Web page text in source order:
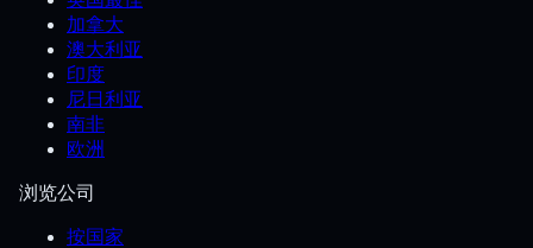
加拿大
澳大利亚
印度
尼日利亚
南非
欧洲
浏览公司
按国家